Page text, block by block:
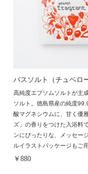
バスソルト（チュベロ
高純度エプソムソルトが主
ソルト。徳島県産の純度
酸マグネシウムに、甘く優
ズ」の香りをつけた入浴料
ンにぴったりな、メッセー
ルイラストパッケージもご
￥880